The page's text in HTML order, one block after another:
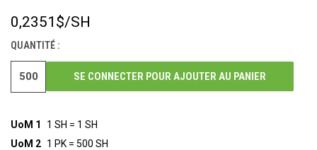
STOCK
0,2351$/SH
QUANTITÉ :
SE CONNECTER POUR AJOUTER AU PANIER
UoM 1
1 SH = 1 SH
UoM 2 1 PK = 500 SH